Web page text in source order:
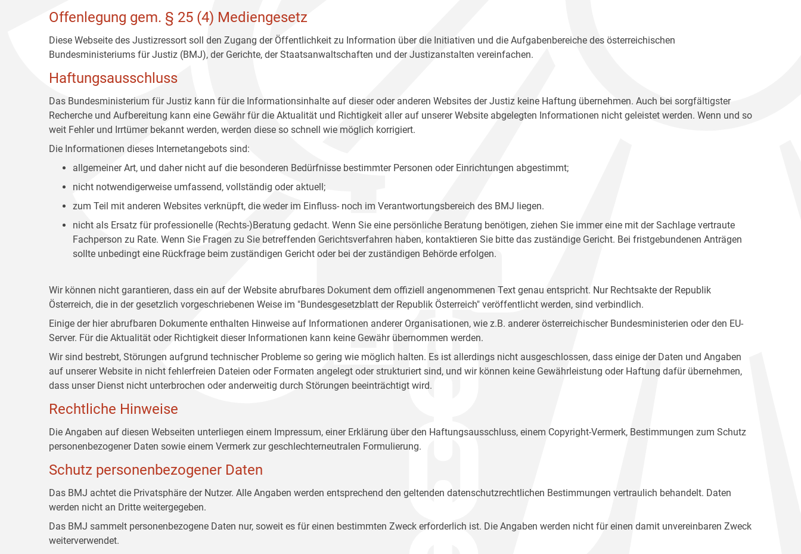
Offenlegung gem. § 25 (4) Mediengesetz
Diese Webseite des Justizressort soll den Zugang der Öffentlichkeit zu Information über die Initiativen und die Aufgabenbereiche des österreichischen
Bundesministeriums für Justiz (BMJ), der Gerichte, der Staatsanwaltschaften und der Justizanstalten vereinfachen.
Haftungsausschluss
Das Bundesministerium für Justiz kann für die Informationsinhalte auf dieser oder anderen Websites der Justiz keine Haftung übernehmen. Auch bei sorgfältigster
Recherche und Aufbereitung kann eine Gewähr für die Aktualität und Richtigkeit aller auf unserer Website abgelegten Informationen nicht geleistet werden. Wenn und so
weit Fehler und Irrtümer bekannt werden, werden diese so schnell wie möglich korrigiert.
Die Informationen dieses Internetangebots sind:
allgemeiner Art, und daher nicht auf die besonderen Bedürfnisse bestimmter Personen oder Einrichtungen abgestimmt;
nicht notwendigerweise umfassend, vollständig oder aktuell;
zum Teil mit anderen Websites verknüpft, die weder im Einfluss- noch im Verantwortungsbereich des BMJ liegen.
nicht als Ersatz für professionelle (Rechts-)Beratung gedacht. Wenn Sie eine persönliche Beratung benötigen, ziehen Sie immer eine mit der Sachlage vertraute
Fachperson zu Rate. Wenn Sie Fragen zu Sie betreffenden Gerichtsverfahren haben, kontaktieren Sie bitte das zuständige Gericht. Bei fristgebundenen Anträgen
sollte unbedingt eine Rückfrage beim zuständigen Gericht oder bei der zuständigen Behörde erfolgen.
Wir können nicht garantieren, dass ein auf der Website abrufbares Dokument dem offiziell angenommenen Text genau entspricht. Nur Rechtsakte der Republik
Österreich, die in der gesetzlich vorgeschriebenen Weise im "Bundesgesetzblatt der Republik Österreich" veröffentlicht werden, sind verbindlich.
Einige der hier abrufbaren Dokumente enthalten Hinweise auf Informationen anderer Organisationen, wie z.B. anderer österreichischer Bundesministerien oder den EU-
Server. Für die Aktualität oder Richtigkeit dieser Informationen kann keine Gewähr übernommen werden.
Wir sind bestrebt, Störungen aufgrund technischer Probleme so gering wie möglich halten. Es ist allerdings nicht ausgeschlossen, dass einige der Daten und Angaben
auf unserer Website in nicht fehlerfreien Dateien oder Formaten angelegt oder strukturiert sind, und wir können keine Gewährleistung oder Haftung dafür übernehmen,
dass unser Dienst nicht unterbrochen oder anderweitig durch Störungen beeinträchtigt wird.
Rechtliche Hinweise
Die Angaben auf diesen Webseiten unterliegen einem Impressum, einer Erklärung über den Haftungsausschluss, einem Copyright-Vermerk, Bestimmungen zum Schutz
personenbezogener Daten sowie einem Vermerk zur geschlechterneutralen Formulierung.
Schutz personenbezogener Daten
Das BMJ achtet die Privatsphäre der Nutzer. Alle Angaben werden entsprechend den geltenden datenschutzrechtlichen Bestimmungen vertraulich behandelt. Daten
werden nicht an Dritte weitergegeben.
Das BMJ sammelt personenbezogene Daten nur, soweit es für einen bestimmten Zweck erforderlich ist. Die Angaben werden nicht für einen damit unvereinbaren Zweck
weiterverwendet.